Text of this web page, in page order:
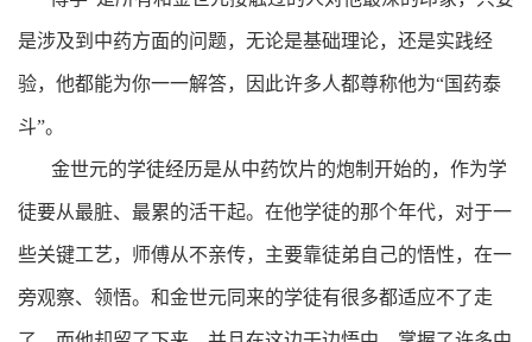
是涉及到中药方面的问题，无论是基础理论，还是实践经
验，他都能为你一一解答，因此许多人都尊称他为“国药泰
斗”。
金世元的学徒经历是从中药饮片的炮制开始的，作为学
徒要从最脏、最累的活干起。在他学徒的那个年代，对于一
些关键工艺，师傅从不亲传，主要靠徒弟自己的悟性，在一
旁观察、领悟。和金世元同来的学徒有很多都适应不了走